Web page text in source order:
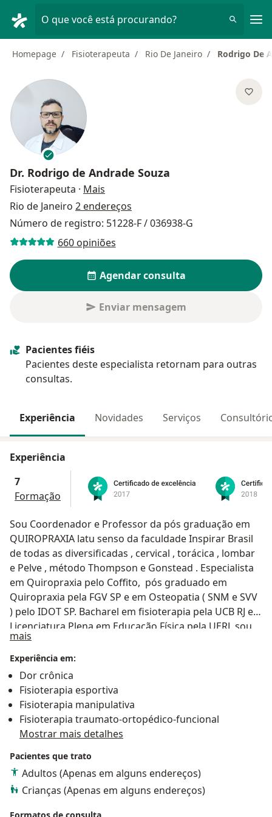
O que você está procurando?
Homepage Fisioterapeuta Rio De Janeiro Rodrigo De
Dr. Rodrigo de Andrade Souza
Fisioterapeuta · Mais
Rio de Janeiro 2 endereços
Número de registro: 51228-F / 036938-G
660 opiniões
Agendar consulta
Enviar mensagem
Pacientes fiéis
Pacientes deste especialista retornam para outras
consultas.
Experiência Novidades Serviços
Experiência
7
Formação
Sou Coordenador e Professor da pós graduação em
QUIROPRAXIA latu senso da faculdade Inspirar Brasil
de todas as diversificadas , cervical , torácica , lombar
e Pelve , método Thompson e Gonstead . Especialista
em Quiropraxia pelo Coffito, pós graduado em
Quiropraxia pela FGV SP e em Osteopatia ( SNM e SVV
) pelo IDOT SP. Bacharel em fisioterapia pela UCB RJ e
Licenciatura Plena em Educação Física pela UERJ, sou
ministrante dos métodos Thompson, Dejarnette ,
Gosntead , Hammer, Activator, Dry Needling, Liberação
Miofascial instrumental e técnica NIMMO com
formação em todas as terapias Manuais australianas e
Americanas validadas no Brasil. Fisioterapeuta do
Cubiça Saúde e bem Estar há 12 anos ( 2024 )
Fisioterapeuta da FARJ ( 2006 A 2009 ) Fisioterapeuta
do AMÉRICA FUTEBOL CLUBE ( 2009 A 2012)
Fisioterapeuta da academia POWER AXE CROSSFIT de
2016 a 2021. Professor avaliador funcional e
supervisor da musculação na Academia Irmãos Lopes
mais
Experiência em:
Dor crônica
Fisioterapia esportiva
Fisioterapia manipulativa
Fisioterapia traumato-ortopédico-funcional
Mostrar mais detalhes
Pacientes que trato
Adultos (Apenas em alguns endereços)
Crianças (Apenas em alguns endereços)